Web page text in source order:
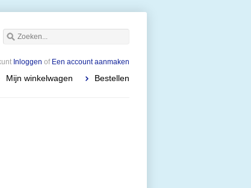
Inloggen of Een account aanmaken
Mijn winkelwagen Bestellen